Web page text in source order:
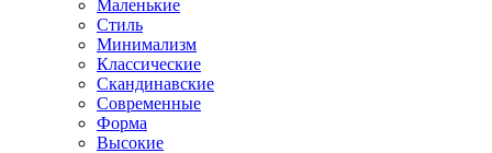
Маленькие
Стиль
Минимализм
Классические
Скандинавские
Современные
Форма
Высокие